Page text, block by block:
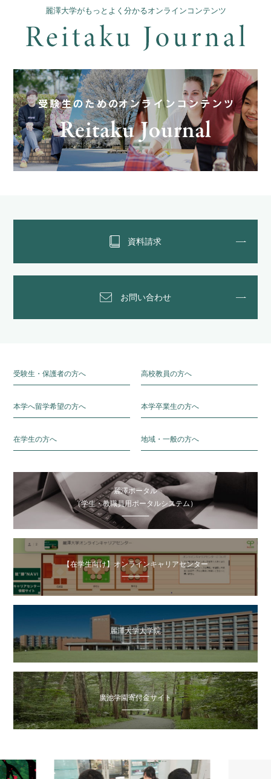
麗澤大学がもっとよく分かるオンラインコンテンツ
資料請求
お問い合わせ
受験生・保護者の方へ 高校教員の方へ
本学へ留学希望の方へ 本学卒業生の方へ
在学生の方へ 地域・一般の方へ
麗澤ポータル
（学生・教職員用ポータルシステム）
【在学生向け】オンラインキャリアセンター
麗澤大学大学院
廣池学園寄付金サイト